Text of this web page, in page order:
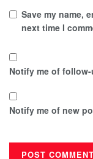
Save my name,
next time I
Notify me of
Notify me of new